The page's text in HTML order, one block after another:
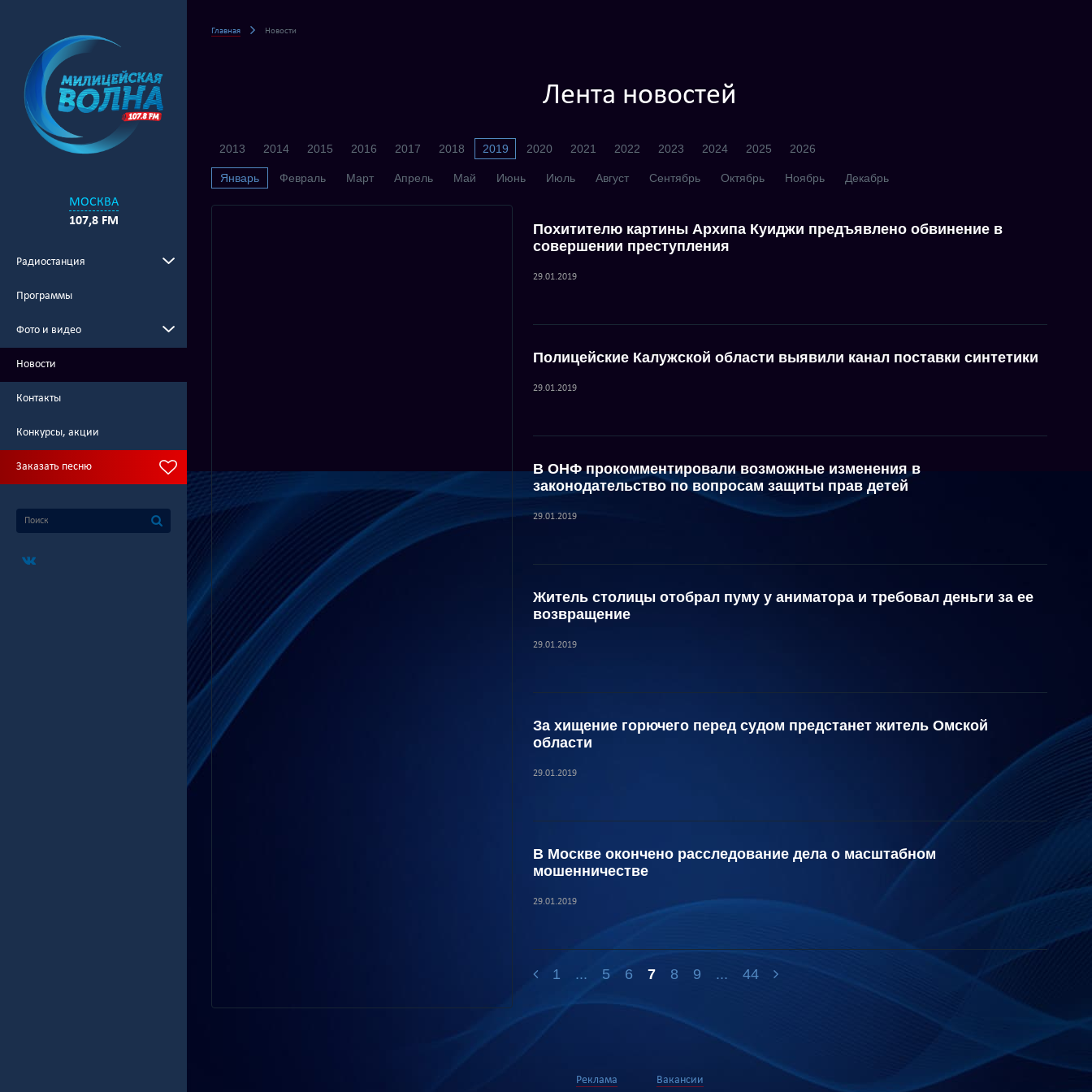
МОСКВА
107,8 FM
Радиостанция
Программы
Фото и видео
Новости
Контакты
Конкурсы, акции
Заказать песню
Главная Новости
Лента новостей
2013 2014 2015 2016 2017 2018 2019 2020 2021 2022 2023 2024 2025 2026
Январь Февраль Март Апрель Май Июнь Июль Август Сентябрь Октябрь Ноябрь Декабрь
Похитителю картины Архипа Куиджи предъявлено обвинение в
совершении преступления
29.01.2019
Полицейские Калужской области выявили канал поставки синтетики
29.01.2019
В ОНФ прокомментировали возможные изменения в
законодательство по вопросам защиты прав детей
29.01.2019
Житель столицы отобрал пуму у аниматора и требовал деньги за ее
возвращение
29.01.2019
За хищение горючего перед судом предстанет житель Омской
области
29.01.2019
В Москве окончено расследование дела о масштабном
мошенничестве
29.01.2019
1 ... 5 6 7 8 9 ... 44
Реклама Вакансии